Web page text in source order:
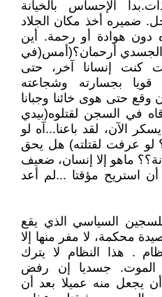
الإحساس بالخيانة
ضميره أخذ مكان الجلاد
دون هوادة أو رحمة. أين
الجسدي أرحمان؟(أمس(في
كنت إنسانا آخر، حتى
بجسارته وشجاعته
وقع حتى هوى خائنا وجبانا
في السجن لقتلوه(بيدي
الآن، لقد باعنا...آه لو
عرفت لقتلته) هل يحق
ماهو إلا إنسان، ضعيف
استريح مؤقتا ...لم أعد
السياسي الذي يقع
محكمة، لا مفر منها إلا
. هذا النظام لا يترك
الموت. جسديا إن رفض
أن يجعل منه عميلا بعد أن